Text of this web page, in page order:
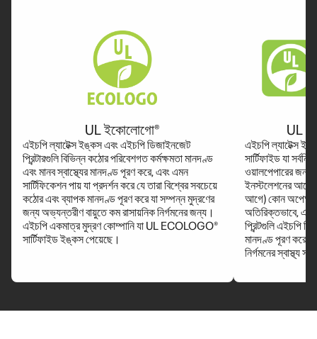
UL ইকোলোগো®
এইচপি ল্যাটেক্স ইঙ্কস এবং এইচপি ডিজাইনজেট
প্রিন্টারগুলি বিভিন্ন কঠোর পরিবেশগত কর্মক্ষমতা মানদণ্ড
এবং মানব স্বাস্থ্যের মানদণ্ড পূরণ করে, এবং এমন
সার্টিফিকেশন পায় যা প্রদর্শন করে যে তারা বিশ্বের সবচেয়ে
কঠোর এবং ব্যাপক মানদণ্ড পূরণ করে যা সম্পন্ন মুদ্রণের
জন্য অভ্যন্তরীণ বায়ুতে কম রাসায়নিক নির্গমনের জন্য।
এইচপি একমাত্র মুদ্রণ কোম্পানি যা UL ECOLOGO®
সার্টিফাইড ইঙ্কস পেয়েছে।
UL
এইচপি ল্যাটেক্স
সার্টিফাইড যা
ওয়ালপেপারের জন্য
ইনস্টলেশনের আগে
আগে) কোন
অতিরিক্তভাবে,
প্রিন্টগুলি এইচপি
মানদণ্ড পূরণ করে
নির্গমনের স্বাস্থ্য